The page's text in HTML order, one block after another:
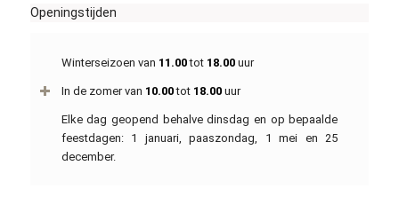
Openingstijden
Winterseizoen van 11.00tot 18.00uur
In de zomer van 10.00tot 18.00uur
Elke dag geopend behalve dinsdag en op bepaalde
feestdagen: 1 januari, paaszondag, 1 mei en 25
december.